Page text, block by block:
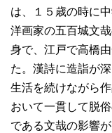
は、１５歳の時に
洋画家の五百城文
身で、江戸で高橋
た。漢詩に造詣が
生活を続けながら
おいて一貫して脱
である文哉の影響